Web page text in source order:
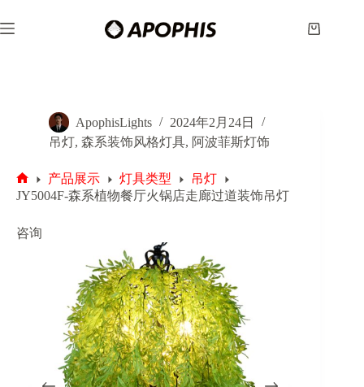
至
购
ApophisLights
2024年2月24日
吊灯, 森系装饰风格灯具, 阿波菲斯灯饰
首
产品展示 灯具类型
吊灯
JY5004F-森系植物餐厅火锅店走廊过道装饰吊灯
咨询